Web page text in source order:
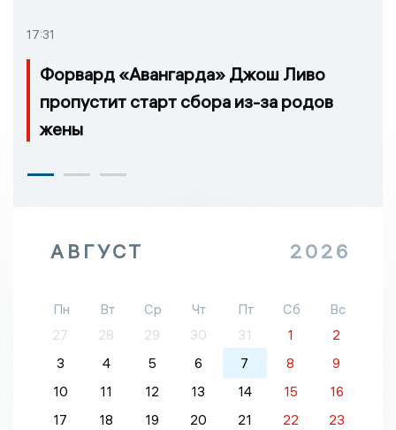
17:31
Форвард «Авангарда» Джош Ливо
пропустит старт сбора из-за родов
жены
АВГУСТ 2026
Пн Вт Ср Чт Пт Сб
Вс
27
28 29 30 31 1
2
3
4 5 6 7 8
9
10
11 12 13 14 15
16
17
18 19 20 21 22
23